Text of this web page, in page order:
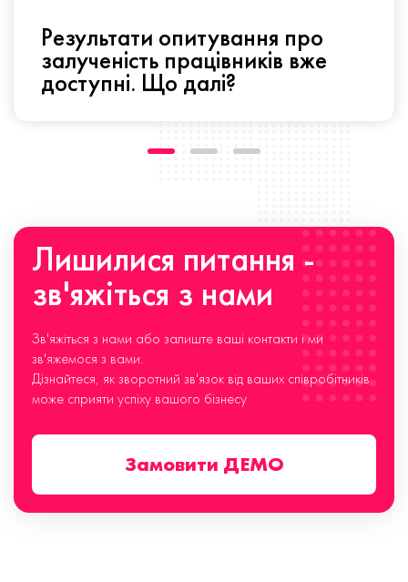
Результати опитування про
залученість працівників вже
доступні. Що далі?
Лишилися питання -
зв'яжіться з нами
Зв'яжіться з нами або залиште ваші контакти і ми
зв'яжемося з вами.
Дізнайтеся, як зворотний зв'язок від ваших співробітників
може сприяти успіху вашого бізнесу
Замовити ДЕМО